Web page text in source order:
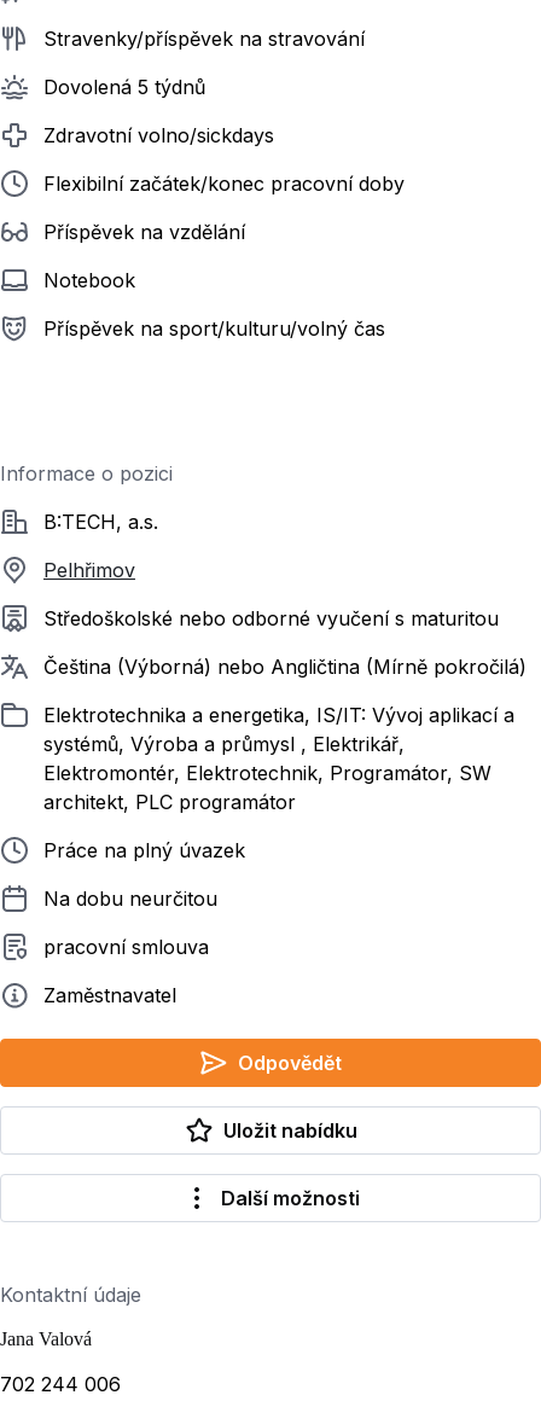
Stravenky/příspěvek na stravování
Dovolená 5 týdnů
Zdravotní volno/sickdays
Flexibilní začátek/konec pracovní doby
Příspěvek na vzdělání
Notebook
Příspěvek na sport/kulturu/volný čas
Informace o pozici
SpolečnostB:TECH, a.s.
Pelhřimov
Požadované vzdělání
Středoškolské nebo odborné vyučení s maturitou
Požadované jazyky
Čeština (Výborná) nebo Angličtina (Mírně pokročilá)
ZařazenoElektrotechnika a energetika, IS/IT: Vývoj aplikací a
systémů, Výroba a průmysl , Elektrikář,
Elektromontér, Elektrotechnik, Programátor, SW
architekt, PLC programátor
Typ pracovního poměru
Práce na plný úvazek
Délka pracovního poměru
Na dobu neurčitou
Typ smluvního vztahu
pracovní smlouva
ZadavatelZaměstnavatel
Odpovědět
Uložit nabídku
Další možnosti
Kontaktní údaje
Jana Valová
702 244 006